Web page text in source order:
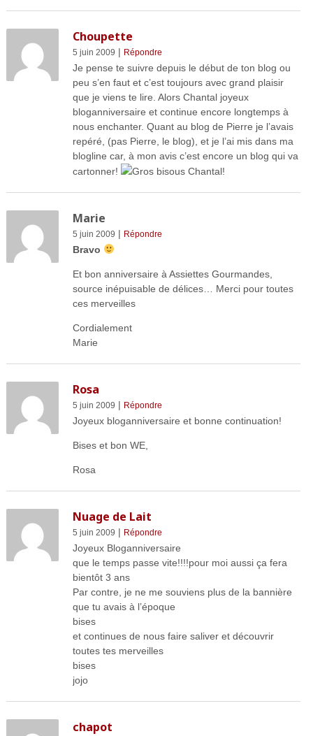
Choupette
5 juin 2009 | Répondre
Je pense te suivre depuis le début de ton blog ou
peu s’en faut et c’est toujours avec grand plaisir
que je viens te lire. Alors Chantal joyeux
bloganniversaire et continue encore longtemps à
nous enchanter. Quant au blog de Pierre je l’avais
repéré, (pas Pierre, le blog), et je l’ai mis dans ma
blogline car, à mon avis c’est encore un blog qui va
cartonner!
Gros bisous Chantal!
Marie
5 juin 2009 | Répondre
Bravo
Et bon anniversaire à Assiettes Gourmandes,
source inépuisable de délices… Merci pour toutes
ces merveilles
Cordialement
Marie
Rosa
5 juin 2009 | Répondre
Joyeux bloganniversaire et bonne continuation!
Bises et bon WE,
Rosa
Nuage de Lait
5 juin 2009 | Répondre
Joyeux Bloganniversaire
que le temps passe vite!!!!pour moi aussi ça fera
bientôt 3 ans
Par contre, je ne me souviens plus de la bannière
que tu avais à l’époque
bises
et continues de nous faire saliver et découvrir
toutes tes merveilles
bises
jojo
chapot